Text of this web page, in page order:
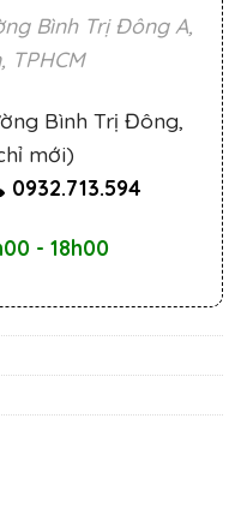
Bình Trị Đông A,
TPHCM
Bình Trị Đông,
mới)
0932.713.594
- 18h00